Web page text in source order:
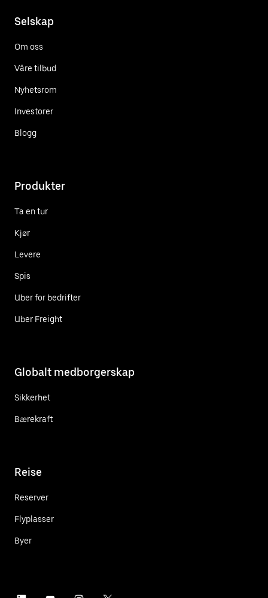
Selskap
Om oss
Våre tilbud
Nyhetsrom
Investorer
Blogg
Produkter
Ta en tur
Kjør
Levere
Spis
Uber for bedrifter
Uber Freight
Globalt medborgerskap
Sikkerhet
Bærekraft
Reise
Reserver
Flyplasser
Byer